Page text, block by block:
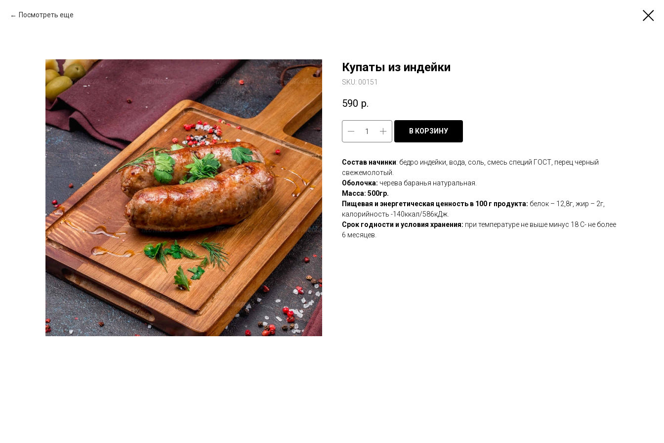
Посмотреть еще
Купаты из индейки
SKU: 00151
590 р.
В КОРЗИНУ
Состав начинки: бедро индейки, вода, соль, смесь специй ГОСТ, перец черный
свежемолотый.
Оболочка: черева баранья натуральная.
Масса: 500гр.
Пищевая и энергетическая ценность в 100 г продукта: белок – 12,8г, жир – 2г,
калорийность -140ккал/586кДж.
Срок годности и условия хранения: при температуре не выше минус 18 С- не более
6 месяцев.